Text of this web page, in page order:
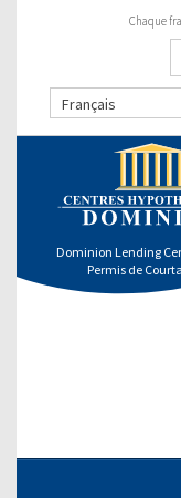
Chaque
Français
Dominion Lending
Permis de